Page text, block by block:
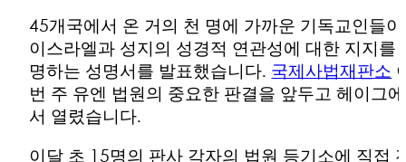
45개국에서 온 거의 천 명에 가까운 기독교인들이
이스라엘과 성지의 성경적 연관성에 대한 지지를
명하는 성명서를 발표했습니다. 국제사법재판소
번 주 유엔 법원의 중요한 판결을 앞두고 헤이그에
서 열렸습니다.
이달 초 15명의 판사 각자의 법원 등기소에 직접